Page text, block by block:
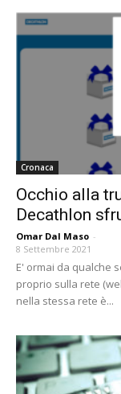
Cronaca
Occhio alla
Decathlon
Omar Dal Maso -
8 Settembre 2021
E' ormai da qualche
proprio sulla rete
nella stessa rete è...